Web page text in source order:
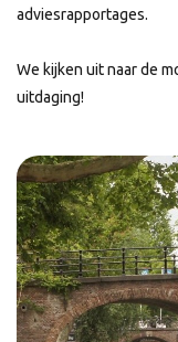
adviesrapportages.
We kijken uit naar de
uitdaging!